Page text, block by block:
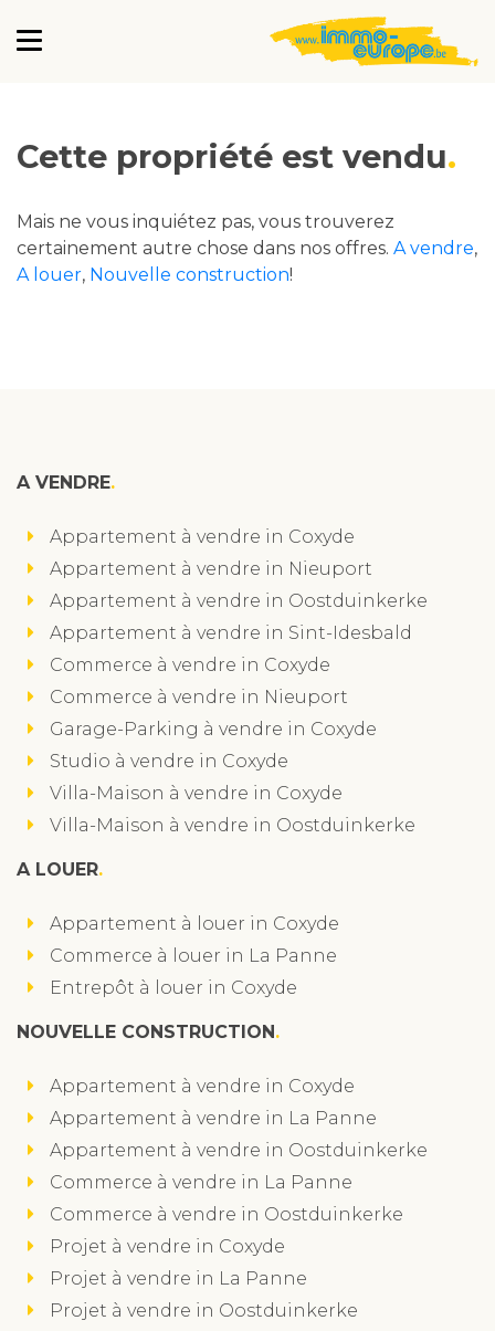
Cette propriété est vendu
Mais ne vous inquiétez pas, vous trouverez
certainement autre chose dans nos offres. A vendre,
A louer, Nouvelle construction!
A VENDRE
Appartement à vendre in Coxyde
Appartement à vendre in Nieuport
Appartement à vendre in Oostduinkerke
Appartement à vendre in Sint-Idesbald
Commerce à vendre in Coxyde
Commerce à vendre in Nieuport
Garage-Parking à vendre in Coxyde
Studio à vendre in Coxyde
Villa-Maison à vendre in Coxyde
Villa-Maison à vendre in Oostduinkerke
A LOUER
Appartement à louer in Coxyde
Commerce à louer in La Panne
Entrepôt à louer in Coxyde
NOUVELLE CONSTRUCTION
Appartement à vendre in Coxyde
Appartement à vendre in La Panne
Appartement à vendre in Oostduinkerke
Commerce à vendre in La Panne
Commerce à vendre in Oostduinkerke
Projet à vendre in Coxyde
Projet à vendre in La Panne
Projet à vendre in Oostduinkerke